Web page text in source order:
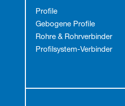
Profile
Gebogene Profile
Rohre & Rohrverbinder
Profilsystem-Verbinder